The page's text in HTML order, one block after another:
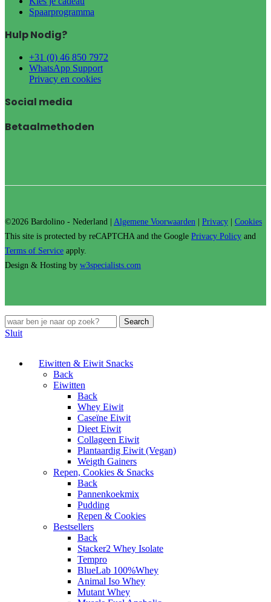
Spaarprogramma
Hulp Nodig?
+31 (0) 46 850 7972
WhatsApp Support
Privacy en cookies
Social media
Betaalmethoden
©2026 Bardolino - Nederland | Algemene Voorwaarden | Privacy | Cookies
This site is protected by reCAPTCHA and the Google Privacy Policy and
Terms of Service apply.
Design & Hosting by w3specialists.com
Search
Sluit
Eiwitten & Eiwit Snacks
Back
Eiwitten
Back
Whey Eiwit
Caseïne Eiwit
Dieet Eiwit
Collageen Eiwit
Plantaardig Eiwit (Vegan)
Weigth Gainers
Repen, Cookies & Snacks
Back
Pannenkoekmix
Pudding
Repen & Cookies
Bestsellers
Back
Stacker2 Whey Isolate
Tempro
BlueLab 100%Whey
Animal Iso Whey
Mutant Whey